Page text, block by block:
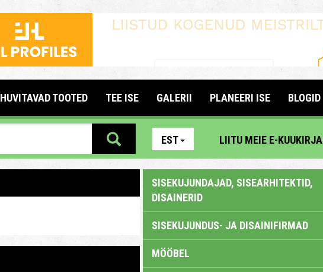
HUVITAVAD TOOTED TEE ISE GALERII PLANEERI ISE BLOGID
EST LIITU MEIE E-
SISEKUJUNDAJAD, SISEARHITEKTID,
DISAINERID
SISEKUJUNDUS- JA DISAINIFIRMAD
MÖÖBEL